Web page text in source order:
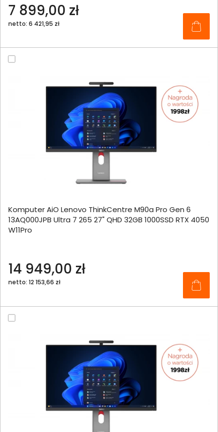
7 899,00 zł
netto: 6 421,95 zł
Komputer AiO Lenovo ThinkCentre M90a Pro Gen 6
13AQ000JPB Ultra 7 265 27" QHD 32GB 1000SSD RTX 4050
W11Pro
14 949,00 zł
netto: 12 153,66 zł